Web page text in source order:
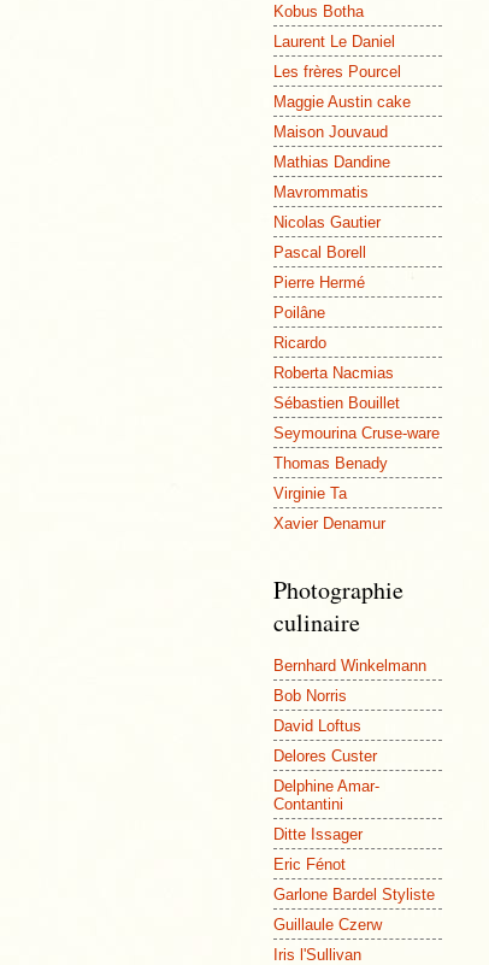
Kobus Botha
Laurent Le Daniel
Les frères Pourcel
Maggie Austin cake
Maison Jouvaud
Mathias Dandine
Mavrommatis
Nicolas Gautier
Pascal Borell
Pierre Hermé
Poilâne
Ricardo
Roberta Nacmias
Sébastien Bouillet
Seymourina Cruse-ware
Thomas Benady
Virginie Ta
Xavier Denamur
Photographie
culinaire
Bernhard Winkelmann
Bob Norris
David Loftus
Delores Custer
Delphine Amar-
Contantini
Ditte Issager
Eric Fénot
Garlone Bardel Styliste
Guillaule Czerw
Iris l'Sullivan